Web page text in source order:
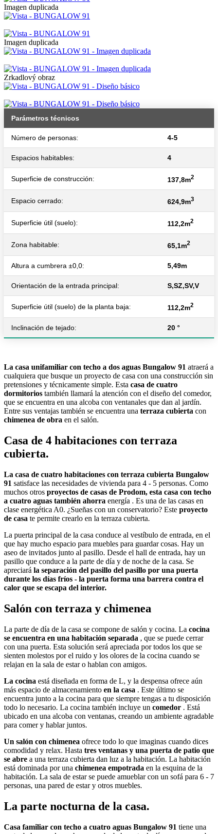
Imagen duplicada
Imagen duplicada
Zrkadlový obraz
Parámetros técnicos
Número de personas: 4-5
Espacios habitables: 4
Superficie de construcción: 137,8m2
Espacio cerrado: 624,9m3
Superficie útil (suelo): 112,2m2
Zona habitable: 65,1m2
Altura a cumbrera ±0,0: 5,49m
Orientación de la entrada principal: S,SZ,SV,V
Superficie útil (suelo) de la planta baja: 112,2m2
Inclinación de tejado: 20 °
La casa unifamiliar con techo a dos aguas Bungalow 91 atraerá a
cualquiera que busque un proyecto de casa con una construcción sin
pretensiones y técnicamente simple. Esta casa de cuatro
dormitorios también llamará la atención con el diseño del comedor,
que se encuentra en una alcoba con ventanales que dan al jardín.
Entre sus ventajas también se encuentra una terraza cubierta con
chimenea de obra en el salón.
Casa de 4 habitaciones con terraza
cubierta.
La casa de cuatro habitaciones con terraza cubierta Bungalow
91 satisface las necesidades de vivienda para 4 - 5 personas. Como
muchos otros proyectos de casas de Prodom, esta casa con techo
a cuatro aguas también ahorra energía . Es una de las casas en
clase energética A0. ¿Sueñas con un conservatorio? Este proyecto
de casa te permite crearlo en la terraza cubierta.
La puerta principal de la casa conduce al vestíbulo de entrada, en el
que hay mucho espacio para muebles para guardar cosas. Hay un
aseo de invitados junto al pasillo. Desde el hall de entrada, hay un
pasillo que conduce a la parte de día y de noche de la casa. Se
apreciará la separación del pasillo del pasillo por una puerta
durante los días fríos - la puerta forma una barrera contra el
calor que se escapa del interior.
Salón con terraza y chimenea
La parte de día de la casa se compone de salón y cocina. La cocina
se encuentra en una habitación separada , que se puede cerrar
con una puerta. Esta solución será apreciada por todos los que se
sienten molestos por el ruido y los olores de la cocina cuando se
relajan en la sala de estar o hablan con amigos.
La cocina está diseñada en forma de L, y la despensa ofrece aún
más espacio de almacenamiento en la casa . Este último se
encuentra junto a la cocina para que siempre tengas a tu disposición
todo lo necesario. La cocina también incluye un comedor . Está
ubicado en una alcoba con ventanas, creando un ambiente agradable
para comer y hablar juntos.
Un salón con chimenea ofrece todo lo que imaginas cuando dices
comodidad y relax. Hasta tres ventanas y una puerta de patio que
se abre a una terraza cubierta dan luz a la habitación. La habitación
está dominada por una chimenea empotrada en la esquina de la
habitación. La sala de estar se puede amueblar con un sofá para 6 - 7
personas, una pared de estar y otros muebles.
La parte nocturna de la casa.
Casa familiar con techo a cuatro aguas Bungalow 91 tiene una